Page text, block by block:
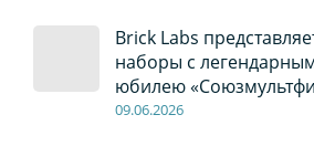
Brick Labs
наборы с
юбилею
09.06.2026